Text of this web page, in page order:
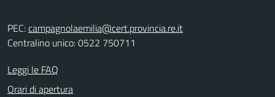
PEC:campagnolaemilia@cert.provincia.re.it
Centralino unico: 0522 750711
Leggi le FAQ
Orari di apertura